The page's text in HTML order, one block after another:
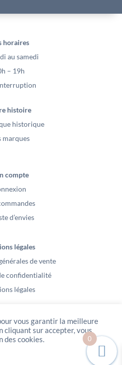
horaires
au samedi
– 19h
histoire
historique
marques
compte
d’envies
légales
de vente
confidentialité
légales
de 10 000 euros – Av Ernest Cristal 63
– Tous droits réservés – Vidéo
vous garantir la meilleure
cliquant sur accepter, vous
des cookies.
0